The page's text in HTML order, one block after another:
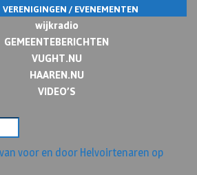
VERENIGINGEN / EVENEMENTEN
wijkradio
GEMEENTEBERICHTEN
VUGHT.NU
HAAREN.NU
VIDEO’S